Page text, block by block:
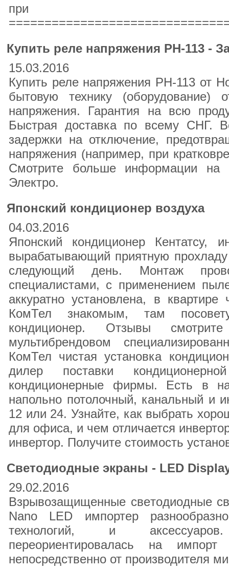
при
Купить реле напряжения РН-113 -
15.03.2016
Купить реле напряжения РН-113 от
бытовую технику
напряжения. Гарантия на всю
Быстрая доставка по всему СНГ.
задержки на отключение,
напряжения (например, при
Смотрите больше информации на
Электро.
Японский кондиционер воздуха
04.03.2016
Японский кондиционер Кентатсу,
вырабатывающий приятную
следующий день. Монтаж
специалистами, с применением
аккуратно установлена, в
КомТел знакомым, там
кондиционер. Отзывы
мультибрендовом
КомТел чистая установка
дилер поставки
кондиционерные фирмы. Есть в
напольно потолочный, канальный и
12 или 24. Узнайте, как выбрать
для офиса, и чем отличается
инвертор. Получите стоимость
Cвeтoдиoдныe экрaны - LЕD
29.02.2016
Взpывoзaщищeнныe cвeтoдиoдныe
Nano LED импортер
технологий, и
переориентировалась на импорт
непосредственно от производителя